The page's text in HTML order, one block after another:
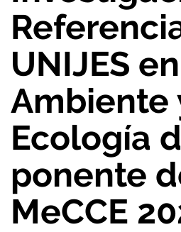
UNIJES
Ambiente
Ecología
ponente
MeCCE